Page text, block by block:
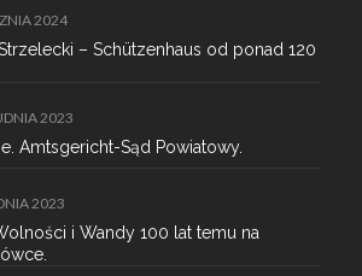
2024
– Schützenhaus od ponad 120
2023
Amtsgericht-Sąd Powiatowy.
2023
i Wandy 100 lat temu na